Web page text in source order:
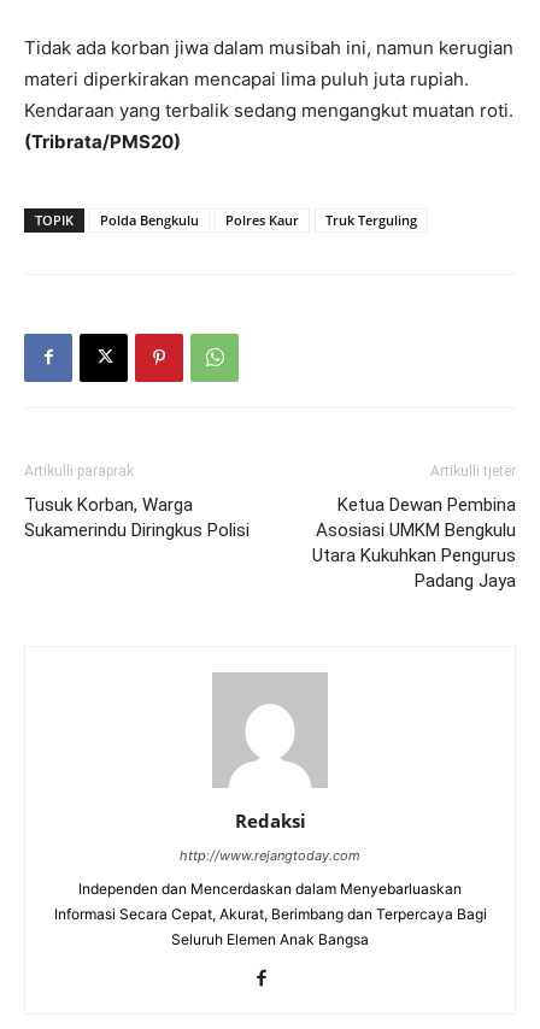
Tidak ada korban jiwa dalam musibah ini, namun kerugian
materi diperkirakan mencapai lima puluh juta rupiah.
Kendaraan yang terbalik sedang mengangkut muatan roti.
(Tribrata/PMS20)
TOPIK Polda Bengkulu Polres Kaur Truk Terguling
Artikulli paraprak
Tusuk Korban, Warga
Sukamerindu Diringkus Polisi
Artikulli tjetër
Ketua Dewan Pembina
Asosiasi UMKM Bengkulu
Utara Kukuhkan Pengurus
Padang Jaya
Redaksi
http://www.rejangtoday.com
Independen dan Mencerdaskan dalam Menyebarluaskan
Informasi Secara Cepat, Akurat, Berimbang dan Terpercaya Bagi
Seluruh Elemen Anak Bangsa